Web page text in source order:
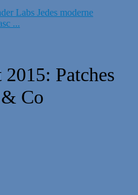
Labs Jedes moderne
...
Patches
Co